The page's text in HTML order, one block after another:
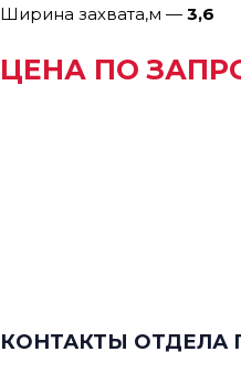
Ширина захвата,м —3,6
ЦЕНА ПО
КОНТАКТЫ ОТДЕЛА